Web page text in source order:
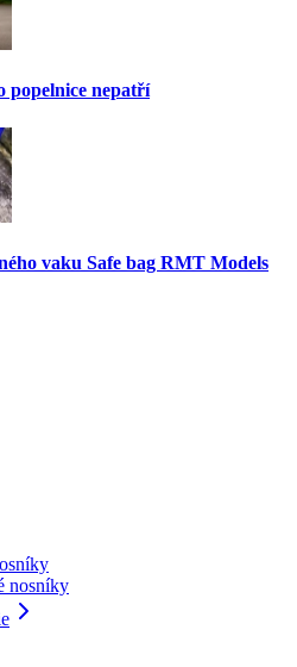
popelnice nepatří
vaku Safe bag RMT Models
nosníky